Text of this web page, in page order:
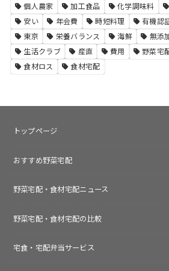
個人農家
加工食品 化学調味料
安い
年会費 時短料理 有機認
東京
栄養バランス 海鮮 無添
生活クラブ
産直 費用 野菜宅
食材ロス
食材宅配
トップページ
おすすめ野菜宅配
野菜宅配・食材宅配ニュース
野菜宅配・食材宅配の比較
宅食・宅配弁当サービス